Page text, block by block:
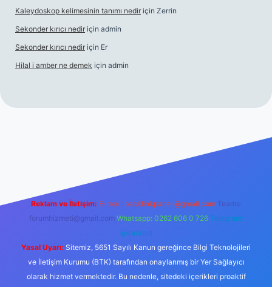
Kaleydoskop kelimesinin tanımı nedir için Zerrin
Sekonder kırıcı nedir için admin
Sekonder kırıcı nedir için Er
Hilal i amber ne demek için admin
Reklam ve İletişim: E-mail: backlinkpaneli@gmail.com Teams:
forumhizmeti@gmail.com Whatsapp: 0262 606 0 726 Telegram:
@karabul
Yasal Uyarı: Sitemiz, 5651 Sayılı Kanun gereğince Bilgi Teknolojileri
ve İletişim Kurumu (BTK) tarafından onaylanmış bir Yer Sağlayıcı
olarak hizmet vermektedir. Bu nedenle, sitedeki içerikleri proaktif